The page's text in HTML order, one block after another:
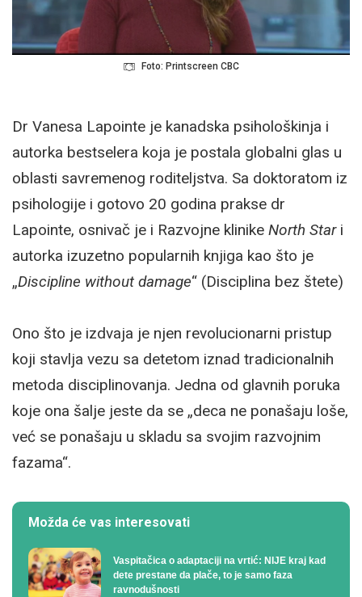
Foto: Printscreen CBC
Dr Vanesa Lapointe je kanadska psihološkinja i
autorka bestselera koja je postala globalni glas u
oblasti savremenog roditeljstva. Sa doktoratom iz
psihologije i gotovo 20 godina prakse dr
Lapointe, osnivač je i Razvojne klinike North Stari
autorka izuzetno popularnih knjiga kao što je
„Discipline without damage“ (Disciplina bez štete)
Ono što je izdvaja je njen revolucionarni pristup
koji stavlja vezu sa detetom iznad tradicionalnih
metoda disciplinovanja. Jedna od glavnih poruka
koje ona šalje jeste da se „deca ne ponašaju loše,
već se ponašaju u skladu sa svojim razvojnim
fazama“.
Možda će vas interesovati
Vaspitačica o adaptaciji na vrtić: NIJE kraj kad
dete prestane da plače, to je samo faza
ravnodušnosti